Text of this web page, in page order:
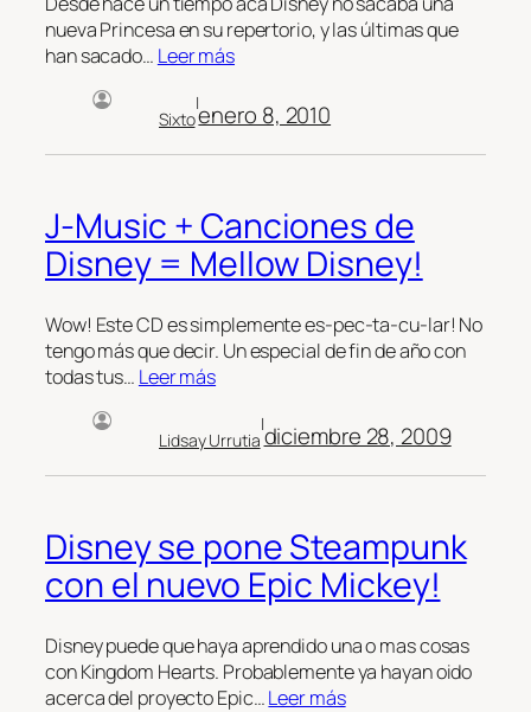
nueva Princesa en su repertorio, y las últimas que
han sacado… Leer más
Sixto
|enero 8, 2010
J-Music + Canciones de
Disney = Mellow Disney!
Wow! Este CD es simplemente es-pec-ta-cu-lar! No
tengo más que decir. Un especial de fin de año con
todas tus… Leer más
Lidsay Urrutia
|diciembre 28, 2009
Disney se pone Steampunk
con el nuevo Epic Mickey!
Disney puede que haya aprendido una o mas cosas
con Kingdom Hearts. Probablemente ya hayan oido
acerca del proyecto Epic…Leer más